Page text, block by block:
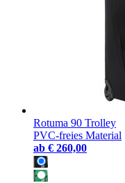
Rotuma 90 Trolley
PVC-freies Material
ab € 260,00